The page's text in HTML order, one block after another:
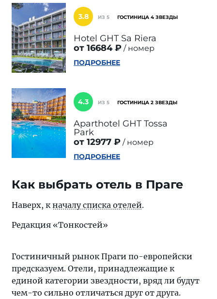
3.8 ИЗ 5 ГОСТИНИЦА 4 ЗВЕЗДЫ
Hotel GHT Sa Riera
от 16684 ₽
номер
ПОДРОБНЕЕ
4.3 ИЗ 5 ГОСТИНИЦА 2 ЗВЕЗДЫ
Aparthotel GHT Tossa
Park
от 12977 ₽
номер
ПОДРОБНЕЕ
Как выбрать отель в Праге
Наверх, кначалу списка отелей.
Редакция «Тонкостей»
Гостиничный рынок Праги по-европейски
предсказуем. Отели, принадлежащие к
единой категории звездности, вряд ли будут
чем-то сильно отличаться друг от друга.